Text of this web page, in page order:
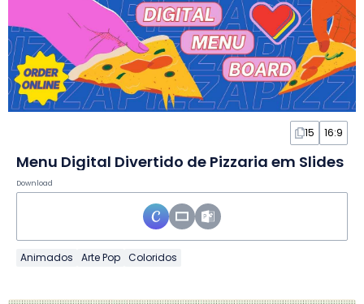
15 16:9
Menu Digital Divertido de Pizzaria em Slides
Download
Animados Arte Pop Coloridos